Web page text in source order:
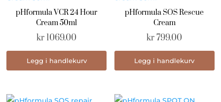
pHformula VCR 24 Hour
Cream 50ml
kr 1069.00
Legg i handlekurv
pHformula SOS Rescue
Cream
kr799.00
Legg i handlekurv